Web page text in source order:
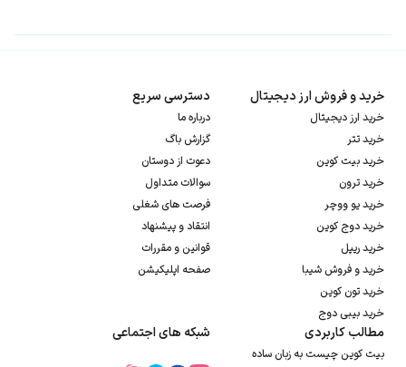
خرید و فروش ارز دیجیتال
خرید ارز دیجیتال
خرید تتر
خرید بیت کوین
خرید ترون
خرید یو ووچر
خرید دوج کوین
خرید ریپل
خرید و فروش شیبا
خرید تون کوین
خرید بیبی دوج
دسترسی سریع
درباره ما
گزارش باگ
دعوت از دوستان
سوالات متداول
فرصت های شغلی
انتقاد و پیشنهاد
قوانین و مقررات
صفحه اپلیکیشن
مطالب کاربردی
بیت کوین چیست به زبان ساده
شبکه های اجتماعی